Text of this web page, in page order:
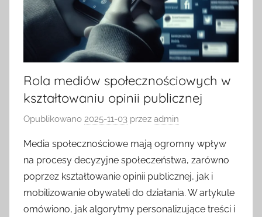
Rola mediów społecznościowych w
kształtowaniu opinii publicznej
Opublikowano 2025-11-03 przez admin
Media społecznościowe mają ogromny wpływ
na procesy decyzyjne społeczeństwa, zarówno
poprzez kształtowanie opinii publicznej, jak i
mobilizowanie obywateli do działania. W artykule
omówiono, jak algorytmy personalizujące treści i